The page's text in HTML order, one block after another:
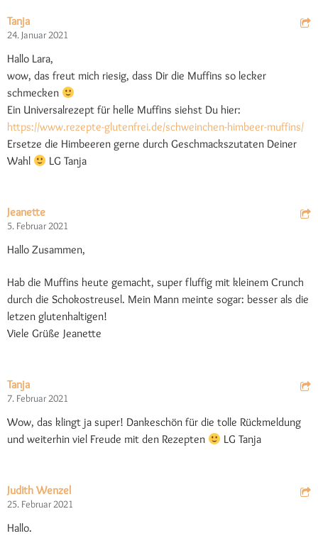
Tanja
24. Januar 2021
Hallo Lara,
wow, das freut mich riesig, dass Dir die Muffins so lecker
schmecken
Ein Universalrezept für helle Muffins siehst Du hier:
https://www.rezepte-glutenfrei.de/schweinchen-himbeer-muffins/
Ersetze die Himbeeren gerne durch Geschmackszutaten Deiner
Wahl
LG Tanja
Jeanette
5. Februar 2021
Hallo Zusammen,
Hab die Muffins heute gemacht, super fluffig mit kleinem Crunch
durch die Schokostreusel. Mein Mann meinte sogar: besser als die
letzen glutenhaltigen!
Viele Grüße Jeanette
Tanja
7. Februar 2021
Wow, das klingt ja super! Dankeschön für die tolle Rückmeldung
und weiterhin viel Freude mit den Rezepten
LG Tanja
Judith Wenzel
25. Februar 2021
Hallo.